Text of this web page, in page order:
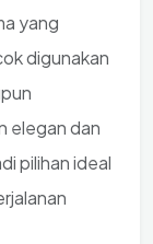
yang
digunakan
elegan dan
pilihan ideal